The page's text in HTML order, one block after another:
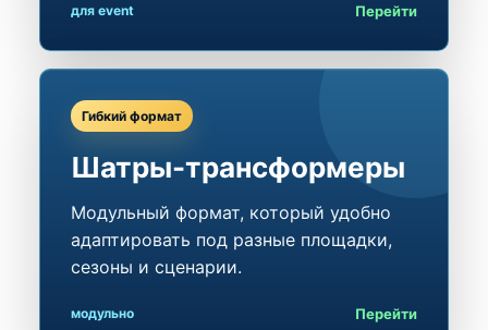
для event Перейти
Гибкий формат
Шатры-трансформеры
Модульный формат, который удобно
адаптировать под разные площадки,
сезоны и сценарии.
модульно Перейти